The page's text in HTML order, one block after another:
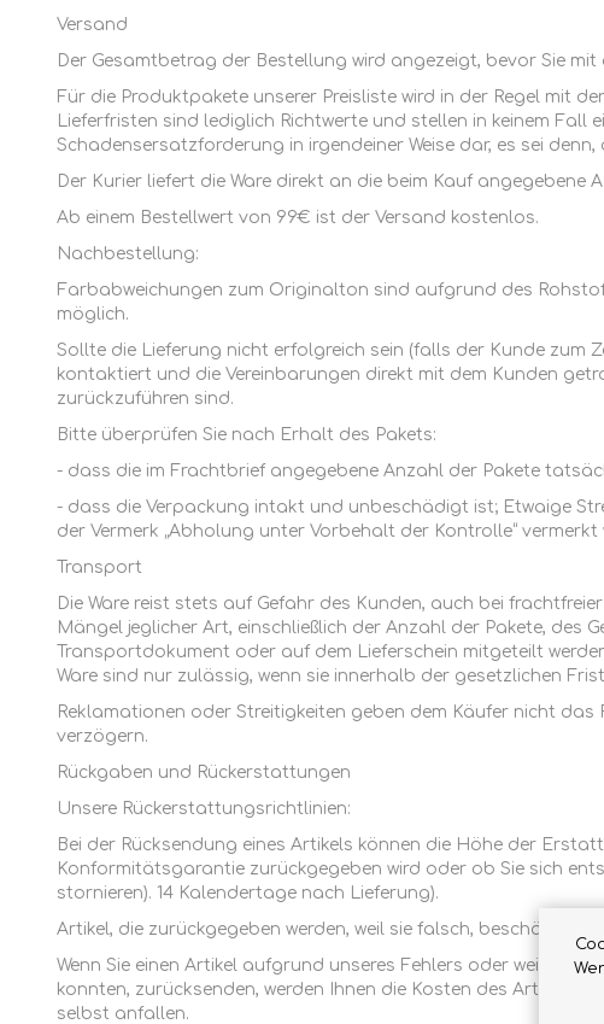
MARMELADEN
Versand
Der Gesamtbetrag der Bestellung wird angezeigt, bevor Sie
Für die Produktpakete unserer Preisliste wird in der Regel mit
Lieferfristen sind lediglich Richtwerte und stellen in keinem
Schadensersatzforderung in irgendeiner Weise dar, es sei
Der Kurier liefert die Ware direkt an die beim Kauf angegebene
Ab einem Bestellwert von 99€ ist der Versand kostenlos.
Nachbestellung:
Farbabweichungen zum Originalton sind aufgrund des
möglich.
Sollte die Lieferung nicht erfolgreich sein (falls der Kunde zum
kontaktiert und die Vereinbarungen direkt mit dem Kunden
zurückzuführen sind.
Bitte überprüfen Sie nach Erhalt des Pakets:
- dass die im Frachtbrief angegebene Anzahl der Pakete
- dass die Verpackung intakt und unbeschädigt ist; Etwaige
der Vermerk „Abholung unter Vorbehalt der Kontrolle“
Transport
Die Ware reist stets auf Gefahr des Kunden, auch bei
Mängel jeglicher Art, einschließlich der Anzahl der Pakete,
Transportdokument oder auf dem Lieferschein mitgeteilt
Ware sind nur zulässig, wenn sie innerhalb der gesetzlichen
Reklamationen oder Streitigkeiten geben dem Käufer nicht
verzögern.
Rückgaben und Rückerstattungen
Unsere Rückerstattungsrichtlinien:
Bei der Rücksendung eines Artikels können die Höhe der
Konformitätsgarantie zurückgegeben wird oder ob Sie sich
stornieren). 14 Kalendertage nach Lieferung).
Artikel, die zurückgegeben werden, weil sie falsch, beschädigt
Wenn Sie einen Artikel aufgrund unseres Fehlers oder weil
konnten, zurücksenden, werden Ihnen die Kosten des Artikels
selbst anfallen.